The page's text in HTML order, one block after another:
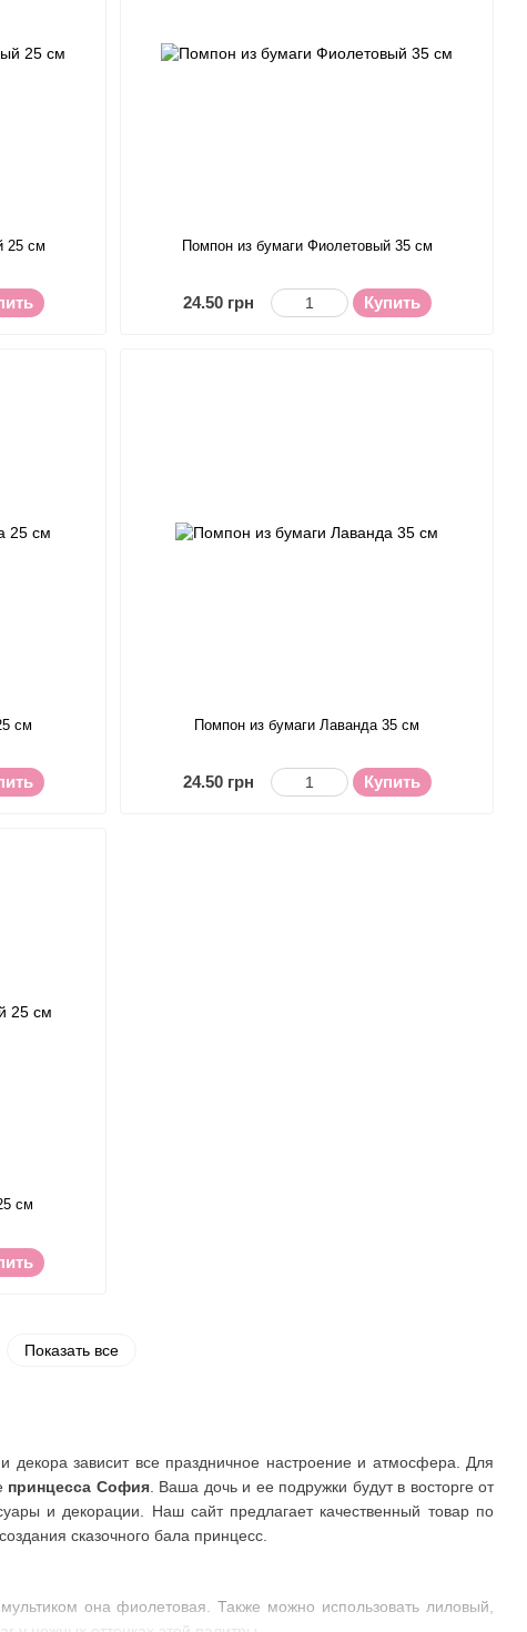
декора зависит все праздничное настроение и атмосфера. Для
принцесса София. Ваша дочь и ее подружки будут в восторге от
и декорации. Наш сайт предлагает качественный товар по
сказочного бала принцесс.
она фиолетовая. Также можно использовать лиловый,
25 см Помпон из бумаги Фиолетовый 35 см
24.50 грн Купить
см Помпон из бумаги Лаванда 35 см
24.50 грн Купить
см
Показать все